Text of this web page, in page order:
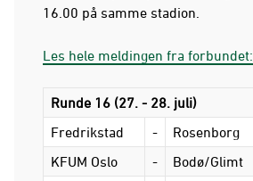
16.00 på samme stadion.
Les hele meldingen fra forbundet:
Runde 16 (27. - 28. juli)
Fredrikstad
- Rosenborg
KFUM Oslo
- Bodø/Glimt